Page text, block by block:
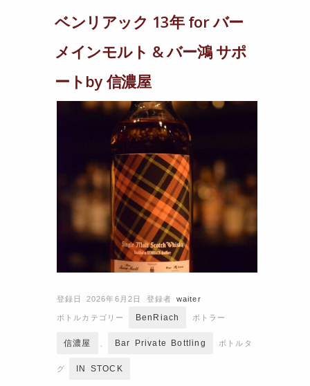
ベンリアック 13年 for バー
メインモルト & バー鴻 サポ
ートby 信濃屋
登録日 2026年6月2日 登録者 waiter
ボトルカテゴリー BenRiach ボトラー
信濃屋 、 Bar Private Bottling ボトルタ
グ IN STOCK